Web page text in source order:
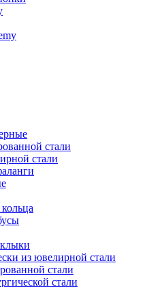
стали
стали
из ювелирной стали
стали
стали